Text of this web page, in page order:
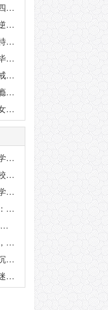
西安叛逆不听话的十四岁少年在湖南素质教育学校写的总结日记
江苏省苏州市网瘾叛逆少年既然说在特训学校比在家还好
北京叛逆少年在长沙特训学校写的日记
陕西叛逆少年从学校毕业回家后家长的反馈
湖北网瘾少年对我们戒网瘾学校的心声
邵阳网瘾少年在戒网瘾学校写的日记
河北石家庄厌学叛逆女孩子来特训学校结业近三年的家长反映
专门改造不听话不爱学习的孩子的学校叫什么名字？
长沙青少年戒网瘾学校一年学费多少钱？
正规青少年励志教育学校：管不住的孩子再怎么爱他都是一种伤害？
青少年成长教育学校：其实假期安排孩子补习并没有什么好处
2025年暑假要不要把孩子送去参加夏令营锻炼一下？
如今科技的快速发展，AI可以帮助家长解决教育孩子的难题吗？
网瘾少年：专门拯救沉迷游戏迷途少年的学校合法吗？
小孩戒网瘾学校：沉迷网络游戏的青少年是不是有精神问题？